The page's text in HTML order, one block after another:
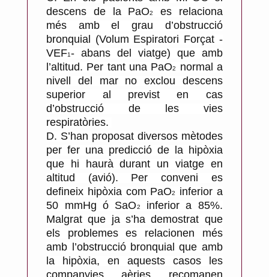
descens de la PaO2
es relaciona
més amb el grau d’obstrucció
bronquial (Volum Espiratori Forçat -
VEF1- abans del viatge) que amb
l’altitud. Per tant una PaO2
normal a
nivell del mar no exclou descens
superior al previst en cas
d’obstrucció de les vies
respiratòries.
D. S’han proposat diversos mètodes
per fer una predicció de la hipòxia
que hi haurà durant un viatge en
altitud (avió). Per conveni es
defineix hipòxia com PaO2
inferior a
50 mmHg ó SaO2
inferior a 85%.
Malgrat que ja s’ha demostrat que
els problemes es relacionen més
amb l’obstrucció bronquial que amb
la hipòxia, en aquests casos les
companyies aèries recomanen